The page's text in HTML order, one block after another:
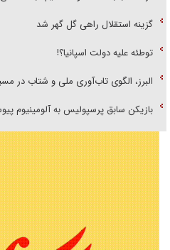
گزینه استقلال راهی گل گهر شد
توطئه علیه دولت اسپانیا؟!
البرز، الگوی تاب‌آوری ملی و شتاب در
بازیکن سابق پرسپولیس به آلومینیوم